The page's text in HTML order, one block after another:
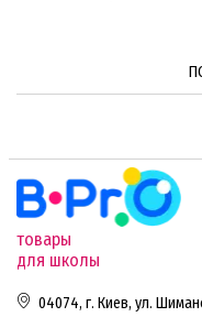
товары
для школы
04074, г. Киев, ул.